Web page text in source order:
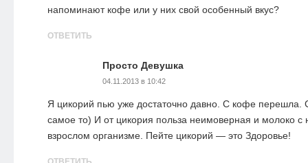
напоминают кофе или у них свой особенный вкус?
ОТВЕТИТЬ
Просто Девушка
04.11.2013 в 10:42
Я цикорий пью уже достаточно давно. С кофе перешла.
самое то) И от цикория польза неимоверная и молоко с
взрослом организме. Пейте цикорий — это Здоровье!